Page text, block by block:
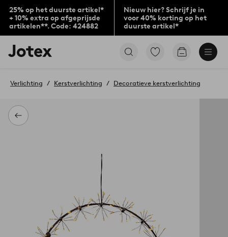
25% op het duurste artikel*
+ 10% extra op afgeprijsde
artikelen**. Code: 424882
Nieuw hier? Schrijf je in
voor 40% korting op het
duurste artikel*
Jotex
logo
to
home
page
Ga
gemarkeerde
Go
Terug
Verlichting Kerstverlichting Decoratieve kerstverlichting